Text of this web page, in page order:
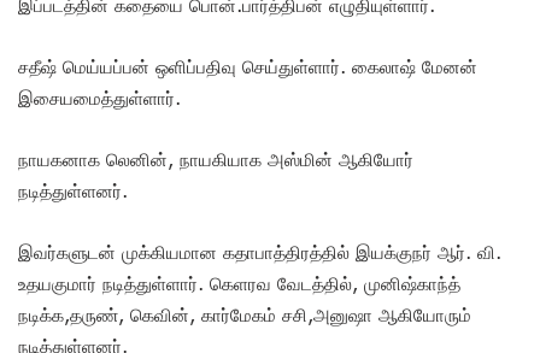
இப்படத்தின் கதையை பொன்.பார்த்திபன் எழுதியுள்ளார்.
சதீஷ் மெய்யப்பன் ஒளிப்பதிவு செய்துள்ளார். கைலாஷ் மேனன்
இசையமைத்துள்ளார்.
நாயகனாக லெனின், நாயகியாக அஸ்மின் ஆகியோர்
நடித்துள்ளனர்.
இவர்களுடன் முக்கியமான கதாபாத்திரத்தில் இயக்குநர் ஆர். வி.
உதயகுமார் நடித்துள்ளார். கெளரவ வேடத்தில், முனிஷ்காந்த்
நடிக்க,தருண், கெவின், கார்மேகம் சசி,அனுஷா ஆகியோரும்
நடித்துள்ளனர்.